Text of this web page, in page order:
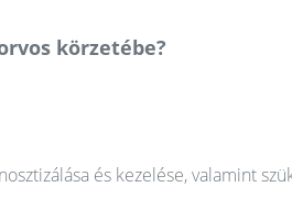
körzetébe?
és kezelése, valamint